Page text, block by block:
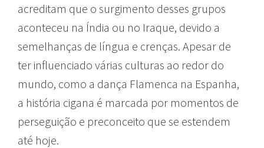
acreditam que o surgimento desses grupos
aconteceu na Índia ou no Iraque, devido a
semelhanças de língua e crenças. Apesar de
ter influenciado várias culturas ao redor do
mundo, como a dança Flamenca na Espanha,
a história cigana é marcada por momentos de
perseguição e preconceito que se estendem
até hoje.